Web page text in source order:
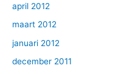
april 2012
maart 2012
januari 2012
december 2011